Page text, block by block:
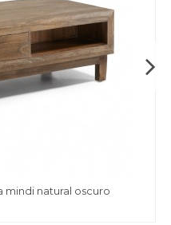
mindi natural oscuro